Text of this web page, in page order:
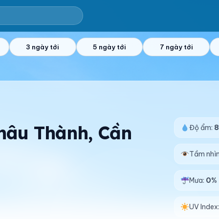
3 ngày tới 5 ngày tới 7 ngày tới
Thành, Cần Độ ẩm:
Tầm
Mưa: 0%
UV